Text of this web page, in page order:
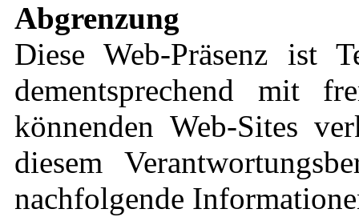
Abgrenzung
Diese Web-Präsenz ist
dementsprechend mit
könnenden Web-Sites
diesem
nachfolgende